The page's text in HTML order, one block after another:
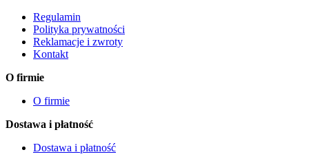
Regulamin
Polityka prywatności
Reklamacje i zwroty
Kontakt
O firmie
O firmie
Dostawa i płatność
Dostawa i płatność